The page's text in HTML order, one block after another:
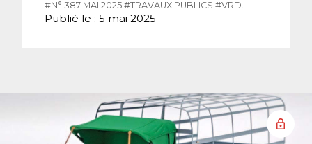
#N° 387 MAI 2025. #TRAVAUX PUBLICS. #VRD.
Publié le : 5 mai 2025